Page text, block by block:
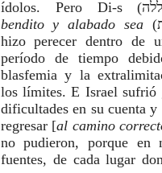
bendito y alabado sea (ס'ת'), le
hizo perecer dentro de
período de tiempo
blasfemia y la
los límites. E Israel sufrió
dificultades en su cuenta y
regresar [al camino
no pudieron, porque en
fuentes, de cada lugar